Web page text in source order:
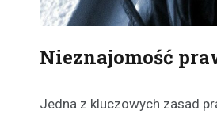
Nieznajomość
Jedna z kluczowych zasad